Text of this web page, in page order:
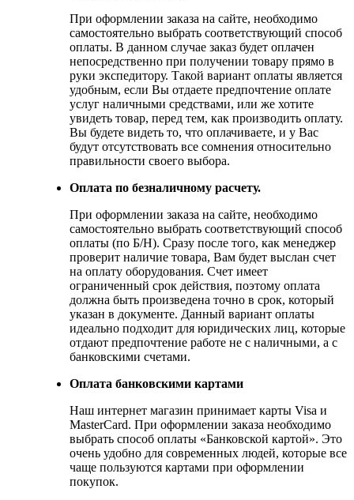
При оформлении заказа на сайте, необходимо
самостоятельно выбрать соответствующий способ
оплаты. В данном случае заказ будет оплачен
непосредственно при получении товару прямо в
руки экспедитору. Такой вариант оплаты является
удобным, если Вы отдаете предпочтение оплате
услуг наличными средствами, или же хотите
увидеть товар, перед тем, как производить оплату.
Вы будете видеть то, что оплачиваете, и у Вас
будут отсутствовать все сомнения относительно
правильности своего выбора.
Оплата по безналичному расчету.
При оформлении заказа на сайте, необходимо
самостоятельно выбрать соответствующий способ
оплаты (по Б/Н). Сразу после того, как менеджер
проверит наличие товара, Вам будет выслан счет
на оплату оборудования. Счет имеет
ограниченный срок действия, поэтому оплата
должна быть произведена точно в срок, который
указан в документе. Данный вариант оплаты
идеально подходит для юридических лиц, которые
отдают предпочтение работе не с наличными, а с
банковскими счетами.
Оплата банковскими картами
Наш интернет магазин принимает карты Visa и
MasterCard. При оформлении заказа необходимо
выбрать способ оплаты «Банковской картой». Это
очень удобно для современных людей, которые все
чаще пользуются картами при оформлении
покупок.